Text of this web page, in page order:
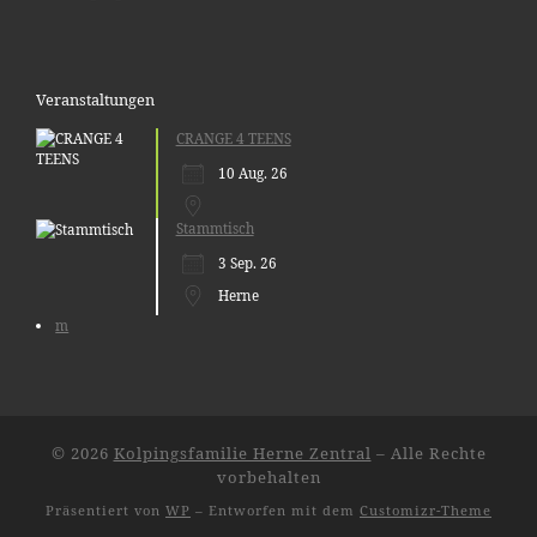
Veranstaltungen
CRANGE 4 TEENS
10 Aug. 26
Stammtisch
3 Sep. 26
Herne
m
© 2026 Kolpingsfamilie Herne Zentral – Alle Rechte
vorbehalten
Präsentiert von WP – Entworfen mit dem Customizr-Theme